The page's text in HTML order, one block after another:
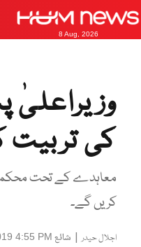
8 Aug, 2026
وزیراعلیٰ
کی تربیت
معاہدے کے تحت محکمہ
کریں گے۔
اجلال حیدر| شائع 4:55 PM